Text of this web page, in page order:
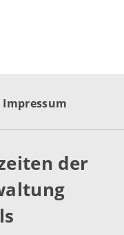
Impressum
der